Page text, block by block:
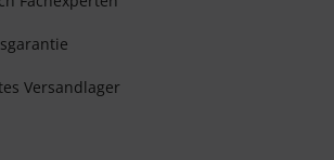
Versandlager